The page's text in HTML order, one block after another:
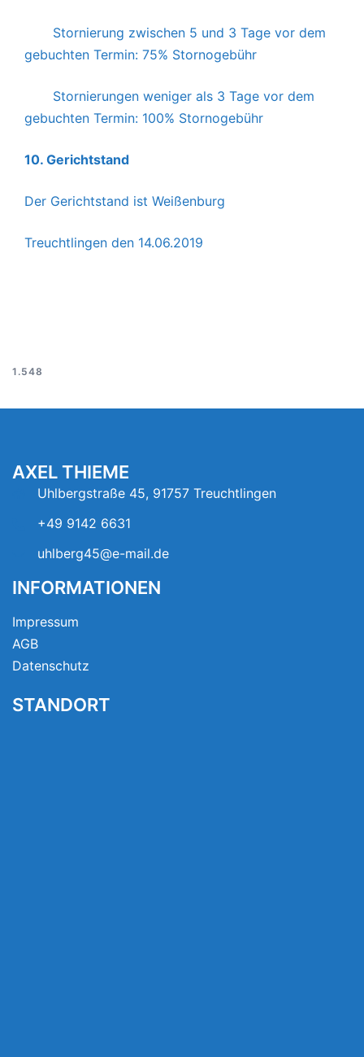
Stornierung zwischen 5 und 3 Tage vor dem
gebuchten Termin: 75% Stornogebühr
Stornierungen weniger als 3 Tage vor dem
gebuchten Termin: 100% Stornogebühr
10. Gerichtstand
Der Gerichtstand ist Weißenburg
Treuchtlingen den 14.06.2019
1.548
AXEL THIEME
Uhlbergstraße 45, 91757 Treuchtlingen
+49 9142 6631
uhlberg45@e-mail.de
INFORMATIONEN
Impressum
AGB
Datenschutz
STANDORT